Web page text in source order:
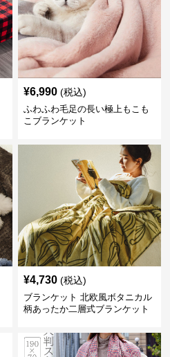
¥6,990 (税込)
ふわふわ毛足の長い極上もこも
こブランケット
¥4,730 (税込)
ブランケット 北欧風ボタニカル
柄あったか二層式ブランケット